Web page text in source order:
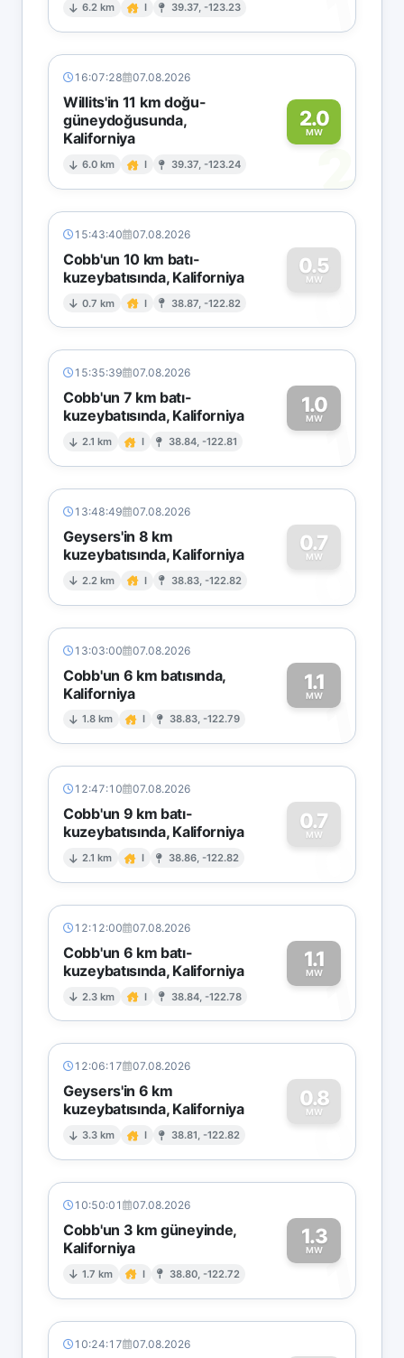
6.2 km I 39.37, -123.23
16:07:28 07.08.2026
Willits'in 11 km doğu-
güneydoğusunda,
Kaliforniya
6.0 km I 39.37, -123.24
2.0
MW
2
15:43:40 07.08.2026
Cobb'un 10 km batı-
kuzeybatısında, Kaliforniya
0.7 km I 38.87, -122.82
0.5
MW
0
15:35:39 07.08.2026
Cobb'un 7 km batı-
kuzeybatısında, Kaliforniya
2.1 km I 38.84, -122.81
1.0
MW1
13:48:49 07.08.2026
Geysers'in 8 km
kuzeybatısında, Kaliforniya
2.2 km I 38.83, -122.82
0.7
MW
0
13:03:00 07.08.2026
Cobb'un 6 km batısında,
Kaliforniya
1.8 km I 38.83, -122.79
1.1
MW1
12:47:10 07.08.2026
Cobb'un 9 km batı-
kuzeybatısında, Kaliforniya
2.1 km I 38.86, -122.82
0.7
MW
0
12:12:00 07.08.2026
Cobb'un 6 km batı-
kuzeybatısında, Kaliforniya
2.3 km I 38.84, -122.78
1.1
MW1
12:06:17 07.08.2026
Geysers'in 6 km
kuzeybatısında, Kaliforniya
3.3 km I 38.81, -122.82
0.8
MW
0
10:50:01 07.08.2026
Cobb'un 3 km güneyinde,
Kaliforniya
1.7 km I 38.80, -122.72
1.3
MW1
10:24:17 07.08.2026